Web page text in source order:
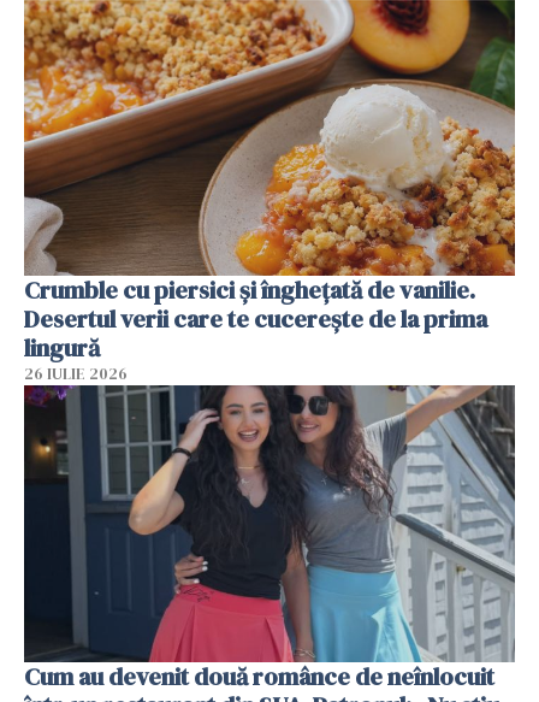
Crumble cu piersici și înghețată de vanilie.
Desertul verii care te cucerește de la prima
lingură
26 IULIE 2026
Cum au devenit două românce de neînlocuit